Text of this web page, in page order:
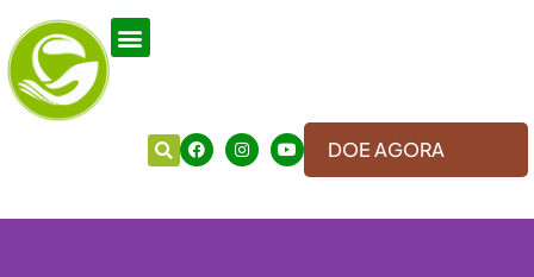
DOE AGORA